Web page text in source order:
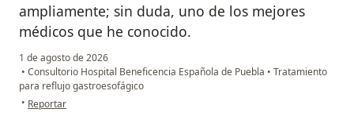
ampliamente; sin duda, uno de los mejores
médicos que he conocido.
1 de agosto de 2026
• Consultorio Hospital Beneficencia Española de Puebla • Tratamiento
para reflujo gastroesofágico
• en opinión del usuario Mayra Toxqui
Reportar